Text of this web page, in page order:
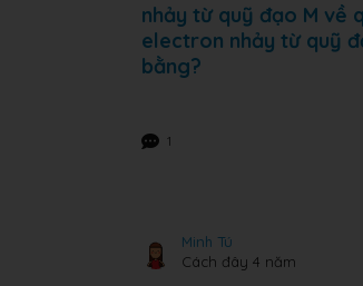
nhảy từ quỹ đạo M về
electron nhảy từ quỹ
bằng?
1
Minh Tú
Cách đây 4 năm